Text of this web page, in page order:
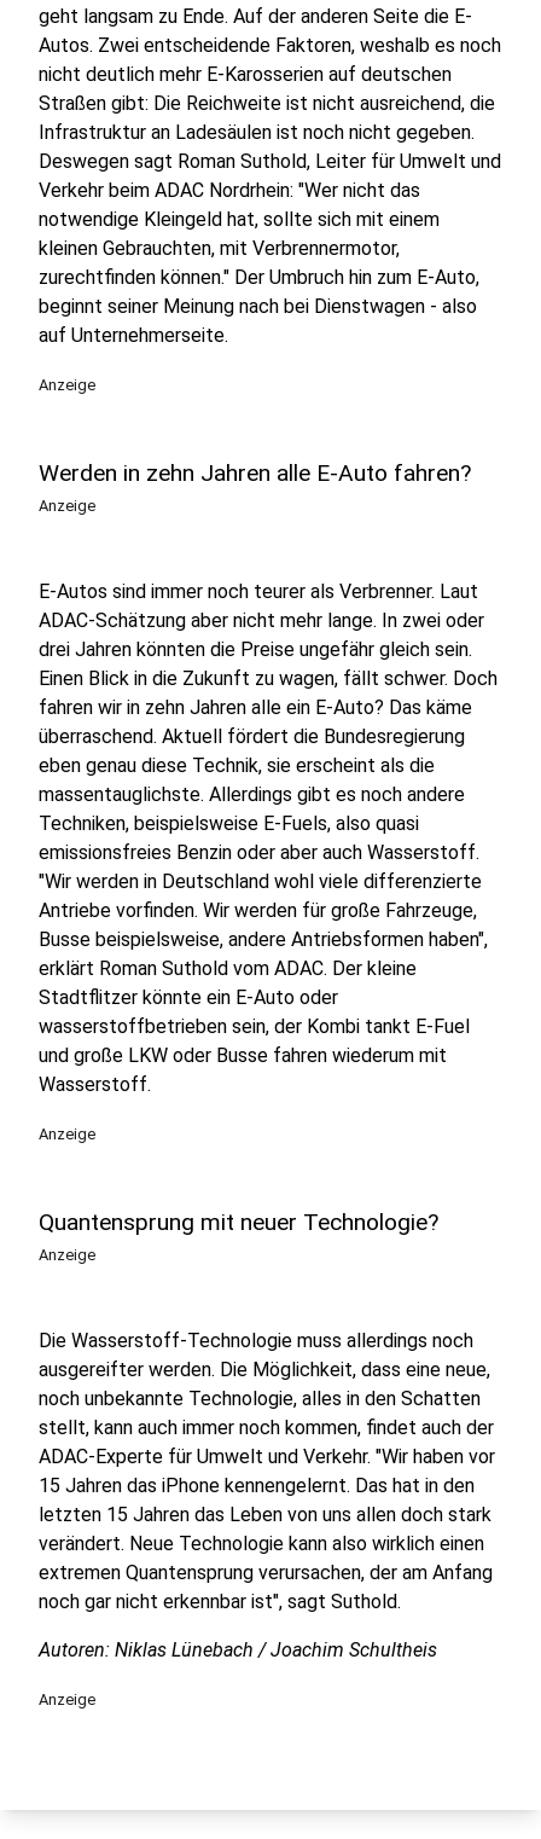
geht langsam zu Ende. Auf der anderen Seite die E-
Autos. Zwei entscheidende Faktoren, weshalb es noch
nicht deutlich mehr E-Karosserien auf deutschen
Straßen gibt: Die Reichweite ist nicht ausreichend, die
Infrastruktur an Ladesäulen ist noch nicht gegeben.
Deswegen sagt Roman Suthold, Leiter für Umwelt und
Verkehr beim ADAC Nordrhein: "Wer nicht das
notwendige Kleingeld hat, sollte sich mit einem
kleinen Gebrauchten, mit Verbrennermotor,
zurechtfinden können." Der Umbruch hin zum E-Auto,
beginnt seiner Meinung nach bei Dienstwagen - also
auf Unternehmerseite.
Anzeige
Werden in zehn Jahren alle E-Auto fahren?
Anzeige
E-Autos sind immer noch teurer als Verbrenner. Laut
ADAC-Schätzung aber nicht mehr lange. In zwei oder
drei Jahren könnten die Preise ungefähr gleich sein.
Einen Blick in die Zukunft zu wagen, fällt schwer. Doch
fahren wir in zehn Jahren alle ein E-Auto? Das käme
überraschend. Aktuell fördert die Bundesregierung
eben genau diese Technik, sie erscheint als die
massentauglichste. Allerdings gibt es noch andere
Techniken, beispielsweise E-Fuels, also quasi
emissionsfreies Benzin oder aber auch Wasserstoff.
"Wir werden in Deutschland wohl viele differenzierte
Antriebe vorfinden. Wir werden für große Fahrzeuge,
Busse beispielsweise, andere Antriebsformen haben",
erklärt Roman Suthold vom ADAC. Der kleine
Stadtflitzer könnte ein E-Auto oder
wasserstoffbetrieben sein, der Kombi tankt E-Fuel
und große LKW oder Busse fahren wiederum mit
Wasserstoff.
Anzeige
Quantensprung mit neuer Technologie?
Anzeige
Die Wasserstoff-Technologie muss allerdings noch
ausgereifter werden. Die Möglichkeit, dass eine neue,
noch unbekannte Technologie, alles in den Schatten
stellt, kann auch immer noch kommen, findet auch der
ADAC-Experte für Umwelt und Verkehr. "Wir haben vor
15 Jahren das iPhone kennengelernt. Das hat in den
letzten 15 Jahren das Leben von uns allen doch stark
verändert. Neue Technologie kann also wirklich einen
extremen Quantensprung verursachen, der am Anfang
noch gar nicht erkennbar ist", sagt Suthold.
Autoren: Niklas Lünebach / Joachim Schultheis
Anzeige